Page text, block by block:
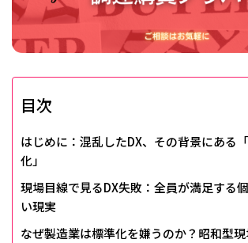
目次
はじめに：混乱したDX、その背景にある
化」
現場目線で見るDX失敗：全員が満足する
い現実
なぜ製造業は標準化を嫌うのか？昭和型